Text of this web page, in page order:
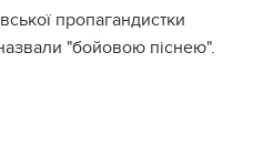
пропагандистки
"бойовою піснею".